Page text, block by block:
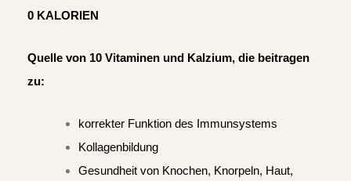
0 KALORIEN
Quelle von 10 Vitaminen und Kalzium, die beitragen
zu:
korrekter Funktion des Immunsystems
Kollagenbildung
Gesundheit von Knochen, Knorpeln, Haut,